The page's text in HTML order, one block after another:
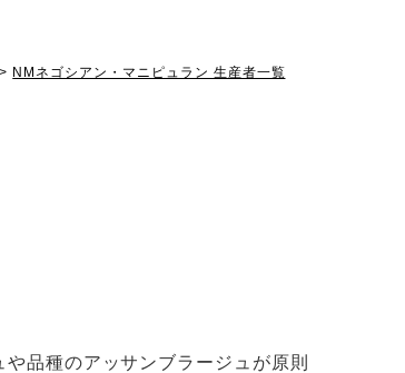
NMネゴシアン・マニピュラン 生産者一覧
品種のアッサンブラージュが原則